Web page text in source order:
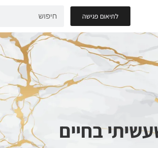
לתיאום פגישה
בחיים